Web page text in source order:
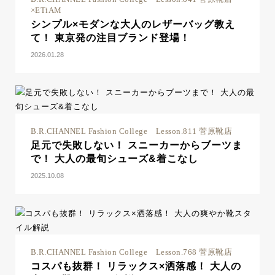
×ETiAM
シンプル×モダンな大人のレザーバッグ教え
て！ 東京発の注目ブランド登場！
2026.01.28
B.R.CHANNEL Fashion College Lesson.811 菅原靴店
足元で失敗しない！ スニーカーからブーツま
で！ 大人の最旬シューズ&着こなし
2025.10.08
B.R.CHANNEL Fashion College Lesson.768 菅原靴店
コスパも抜群！ リラックス×洒落感！ 大人の